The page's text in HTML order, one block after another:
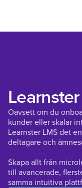
Oavsett om du
kunder eller skalar
Learnster LMS det
deltagare och
Skapa allt från
till avancerade,
samma intuitiva